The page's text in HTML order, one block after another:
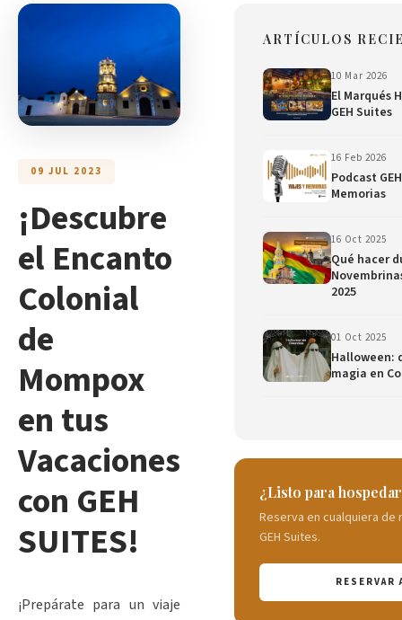
09 JUL 2023
¡Descubre
el Encanto
Colonial
de
Mompox
en tus
Vacaciones
con GEH
SUITES!
¡Prepárate para un viaje
ARTÍCULOS
10 Mar 2026
El Marqués
GEH Suites
16 Feb 2026
Podcast
Memorias
16 Oct 2025
Qué hacer
2025
01 Oct 2025
Halloween:
magia en
¿Listo para
Reserva en cualquiera
GEH Suites.
RESERVAR